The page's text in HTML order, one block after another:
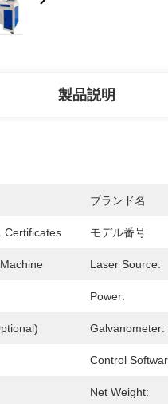
製品説明
ブランド名
Certificates モデル番号
Laser Source:
Power:
Galvanometer:
Control
Net Weight: